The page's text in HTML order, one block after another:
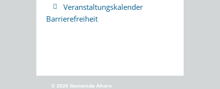
Veranstaltungskalender
Barrierefreiheit
© 2026 Gemeinde Ahorn